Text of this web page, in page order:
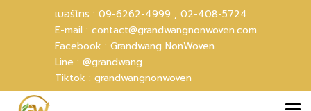
เบอร์โทร : 09-6262-4999 , 02-408-5724
E-mail : contact@grandwangnonwoven.com
Facebook : Grandwang NonWoven
Line : @grandwang
Tiktok : grandwangnonwoven